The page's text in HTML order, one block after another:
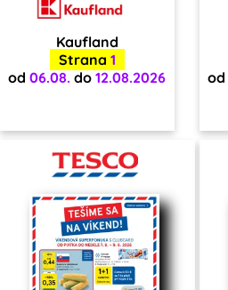
Kaufland
Strana 1
od 06.08. do 12.08.2026
od